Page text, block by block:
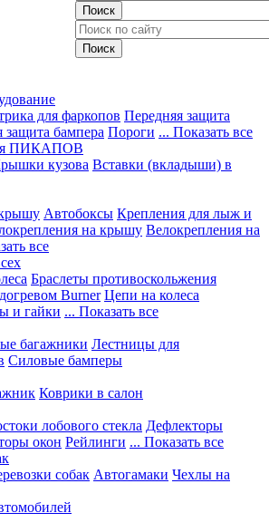
для фаркопов Передняя защита
защита бампера Пороги ... Показать все
ПИКАПОВ
кузова Вставки (вкладыши) в
Автобоксы Крепления для лыж и
на крышу Велокрепления на
все
Браслеты противоскольжения
Burner Цепи на колеса
и гайки ... Показать все
багажники Лестницы для
Силовые бамперы
Коврики в салон
лобового стекла Дефлекторы
окон Рейлинги ... Показать все
собак Автогамаки Чехлы на